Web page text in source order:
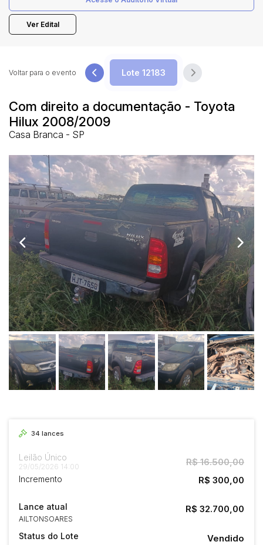
Ver Edital
Com direito a documentação - Toyota
Hilux 2008/2009
Casa Branca - SP
Voltar para o evento
34 lances
Leilão Único
29/05/2026 14:00 R$ 16.500,00
Incremento R$ 300,00
Lance atual
AILTONSOARES
R$ 32.700,00
Status do Lote Vendido